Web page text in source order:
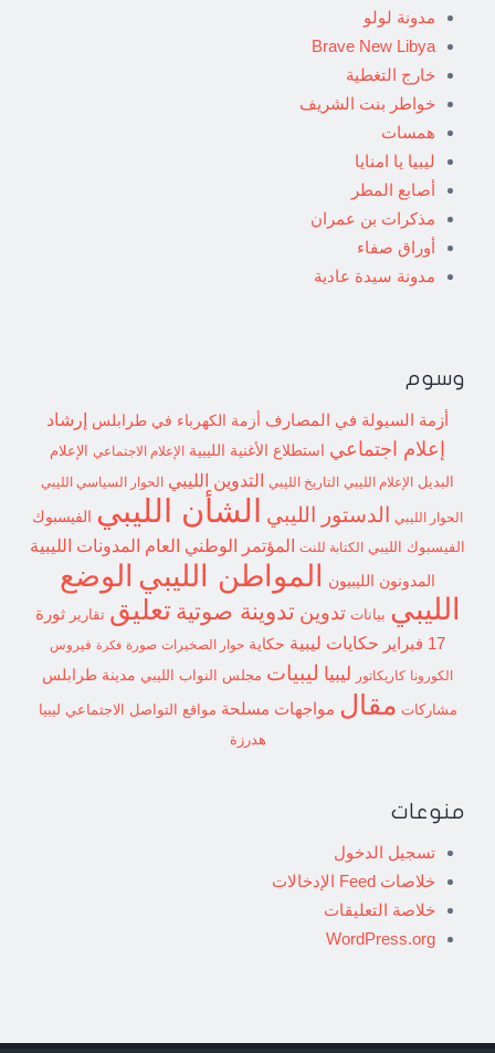
مدونة لولو
Brave New Libya
خارج التغطية
خواطر بنت الشريف
همسات
ليبيا يا امنايا
أصابع المطر
مذكرات بن عمران
أوراق صفاء
مدونة سيدة عادية
وسوم
أزمة السيولة في المصارف أزمة الكهرباء في طرابلس إرشاد
إعلام اجتماعي استطلاع الأغنية الليبية الإعلام الاجتماعي
الإعلام
البديل
الإعلام الليبي التاريخ الليبي التدوين الليبي الحوار السياسي الليبي
الحوار الليبي الدستور الليبي الشأن الليبي الفيسبوك
الفيسبوك الليبي الكتابة للنت المؤتمر الوطني العام المدونات الليبية
المدونون الليبيون المواطن الليبي الوضع
الليبي بيانات تدوين تدوينة صوتية تعليق تقارير
ثورة
17 فبراير
حكايات ليبية حكاية حوار الصخيرات صورة فكرة فيروس
الكورونا كاريكاتور ليبيا ليبيات مجلس النواب الليبي مدينة طرابلس
مشاركات مقال مواجهات مسلحة مواقع التواصل الاجتماعي ليبيا
هدرزة
منوعات
تسجيل الدخول
خلاصات Feed الإدخالات
خلاصة التعليقات
WordPress.org